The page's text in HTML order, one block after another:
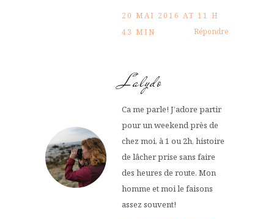
20 MAI 2016 AT 11 H
43 MIN
Répondre
Lalydo
Ca me parle! J’adore partir
pour un weekend près de
chez moi, à 1 ou 2h, histoire
de lâcher prise sans faire
des heures de route. Mon
homme et moi le faisons
assez souvent!